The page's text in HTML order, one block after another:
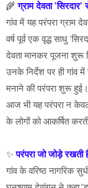
🌾ग्राम देवता 'सिरदार'
गांव में यह परंपरा ग्राम
वर्ष पूर्व एक वृद्ध साधु
देवता मानकर पूजना शुरू
उनके निर्देश पर ही गांव
मनाने की परंपरा शुरू हुई।
आज भी यह परंपरा न
के लोगों को आकर्षित
✨परंपरा जो जोड़े रखती
गांव के वरिष्ठ नागरिक